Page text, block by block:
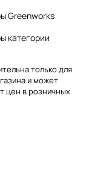
Greenworks
категории
только для
и может
цен в розничных